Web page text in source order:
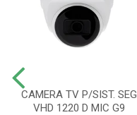
CAMERA TV P/SIST. SEG
VHD 1220 D MIC G9